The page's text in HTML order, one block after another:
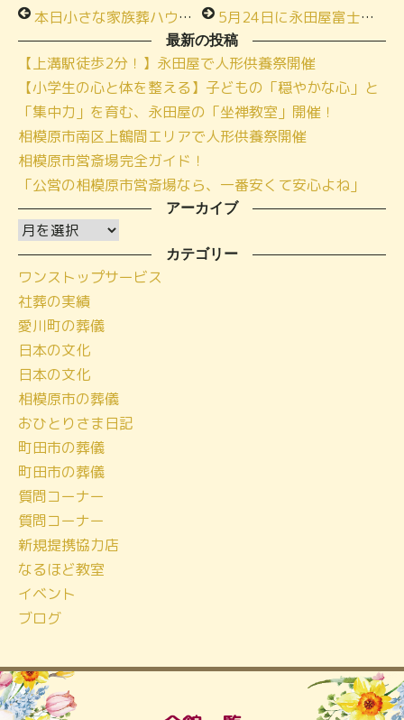
本日小さな家族葬ハウスで「安心できる！永代供養・お墓の選び方」の教室を開催致しました！ 5月24日に永田屋富士見斎場で「終活応援ビッグイベント！」を行います！
最新の投稿
【上溝駅徒歩2分！】永田屋で人形供養祭開催
【小学生の心と体を整える】子どもの「穏やかな心」と
「集中力」を育む、永田屋の「坐禅教室」開催！
相模原市南区上鶴間エリアで人形供養祭開催
相模原市営斎場完全ガイド！
「公営の相模原市営斎場なら、一番安くて安心よね」
アーカイブ
ア
ー
カ
イ
ブ
カテゴリー
ワンストップサービス
社葬の実績
愛川町の葬儀
日本の文化
日本の文化
相模原市の葬儀
おひとりさま日記
町田市の葬儀
町田市の葬儀
質問コーナー
質問コーナー
新規提携協力店
なるほど教室
イベント
ブログ